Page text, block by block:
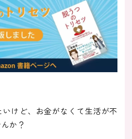
けど、お金がなくて生活が不
か？